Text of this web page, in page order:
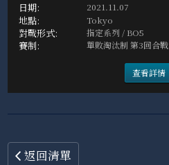
2021.11.07
Tokyo
指定系列 / BO5
單敗淘汰制 第3回合戰
查看詳情
返回清單